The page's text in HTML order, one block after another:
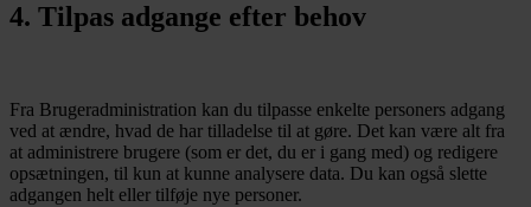
4. Tilpas adgange efter behov
Fra Brugeradministration kan du tilpasse enkelte personers adgang
ved at ændre, hvad de har tilladelse til at gøre. Det kan være alt fra
at administrere brugere (som er det, du er i gang med) og redigere
opsætningen, til kun at kunne analysere data. Du kan også slette
adgangen helt eller tilføje nye personer.